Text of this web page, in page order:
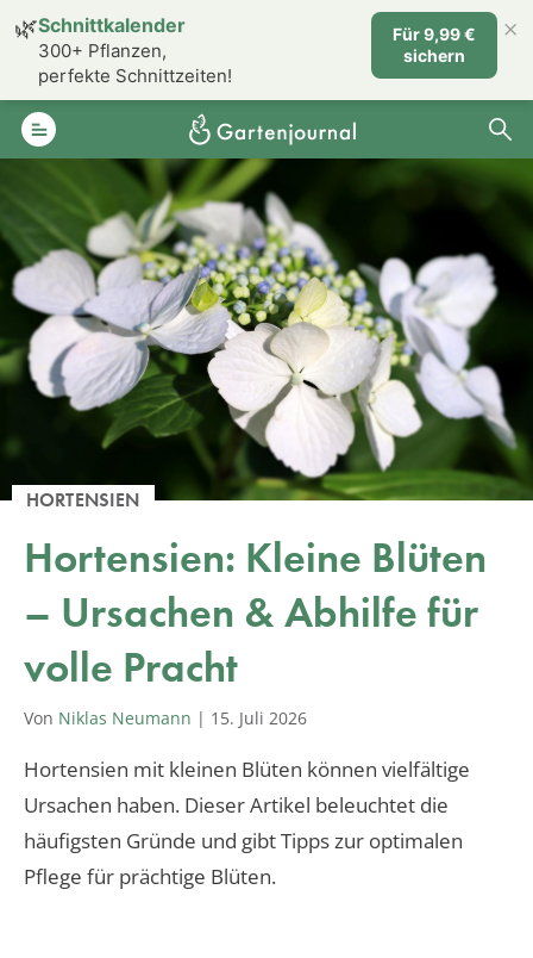
HORTENSIEN
Hortensien: Kleine Blüten
– Ursachen & Abhilfe für
volle Pracht
Von Niklas Neumann | 15. Juli 2026
Hortensien mit kleinen Blüten können vielfältige
Ursachen haben. Dieser Artikel beleuchtet die
häufigsten Gründe und gibt Tipps zur optimalen
Pflege für prächtige Blüten.
🌿Schnittkalender
300+ Pflanzen,
perfekte Schnittzeiten!
Für 9,99 €
sichern
×